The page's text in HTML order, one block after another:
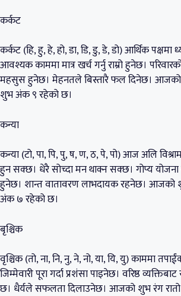
कर्कट
कर्कट (हि, हु, हे, हो, डा, डि, डु, डे, डो) आर्थिक पक्षमा
आवश्यक काममा मात्र खर्च गर्नु राम्रो हुनेछ।
महसुस हुनेछ। मेहनतले बिस्तारै फल दिनेछ। आजको
शुभ अंक ९ रहेको छ।
कन्या
कन्या (टो, पा, पि, पु, ष, ण, ठ, पे, पो) आज अलि
हुन सक्छ। धेरै सोच्दा मन थाक्न सक्छ। गोप्य योजना
हुनेछ। शान्त वातावरण लाभदायक रहनेछ। आजको
अंक ७ रहेको छ।
बृश्चिक
वृश्चिक (तो, ना, नि, नु, ने, नो, या, यि, यु) काममा
जिम्मेवारी पूरा गर्दा प्रशंसा पाइनेछ। वरिष्ठ
छ। धैर्यले सफलता दिलाउनेछ। आजको शुभ रंग